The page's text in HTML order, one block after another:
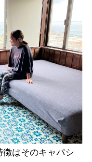
徴はそのキャパシ